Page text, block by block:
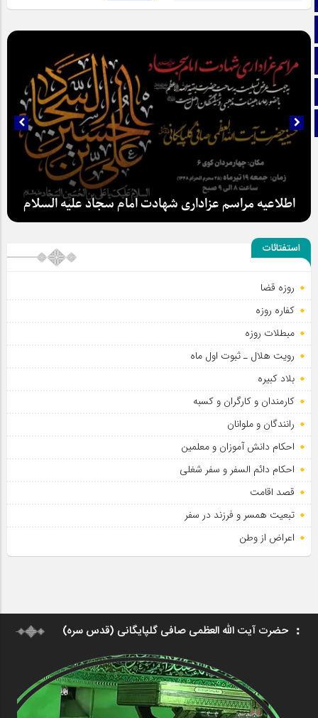
ایتا
آپارات
اینستاگرام
تلگرام
اطلاعیه مراسم عزاداری شهادت امام سجاد علیه السلام
استفتائات
روزه قضا
کفاره روزه
مبطلات روزه
رویت هلال ـ ثبوت اول ماه
بلاد کبیره
کارمندان و کارگران و کسبه
رانندگان و ملوانان
احکام دانش آموزان و معلمین
احکام دائم السفر و سفر شغلی
قصد اقامت
تبعیت همسر و فرزند در سفر
اعراض از وطن
حضرت آیت الله العظمی صافی گلپایگانی (قدس سره)